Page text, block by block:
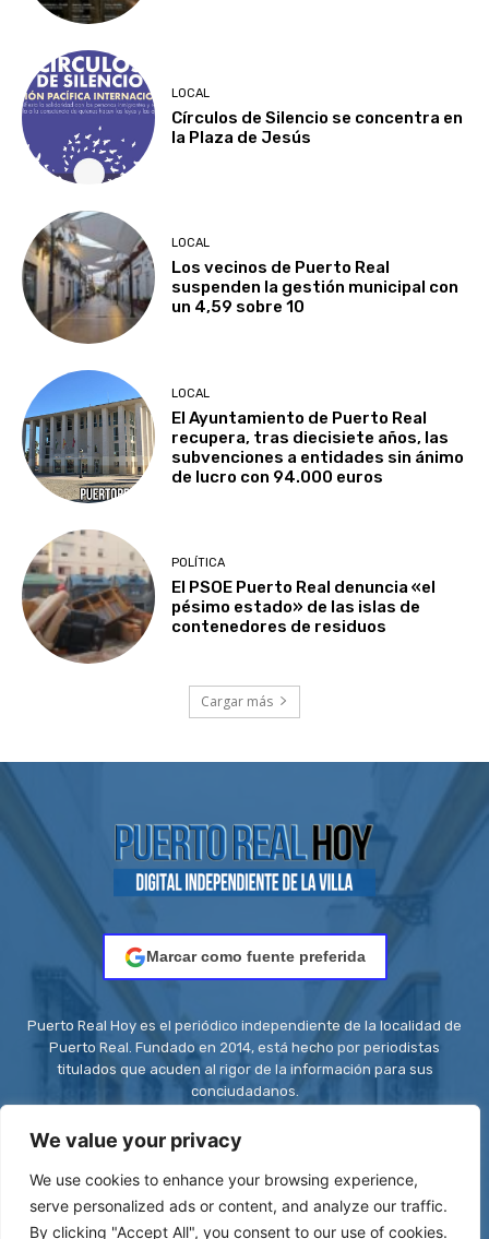
We value your privacy
We use cookies to enhance your browsing experience,
serve personalized ads or content, and analyze our traffic.
By clicking "Accept All", you consent to our use of cookies.
LOCAL
Círculos de Silencio se concentra en
la Plaza de Jesús
LOCAL
Los vecinos de Puerto Real
suspenden la gestión municipal con
un 4,59 sobre 10
LOCAL
El Ayuntamiento de Puerto Real
recupera, tras diecisiete años, las
subvenciones a entidades sin ánimo
de lucro con 94.000 euros
POLÍTICA
El PSOE Puerto Real denuncia «el
pésimo estado» de las islas de
contenedores de residuos
Cargar más
Marcar como fuente preferida
Puerto Real Hoy es el periódico independiente de la localidad de
Puerto Real. Fundado en 2014, está hecho por periodistas
titulados que acuden al rigor de la información para sus
conciudadanos.
Contacto: redaccion@puertorealhoy.es